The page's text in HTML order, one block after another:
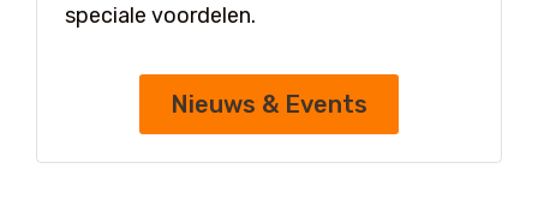
speciale voordelen.
Nieuws & Events